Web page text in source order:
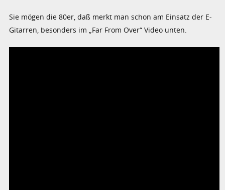
Sie mögen die 80er, daß merkt man schon am Einsatz der E-
Gitarren, besonders im „Far From Over“ Video unten.